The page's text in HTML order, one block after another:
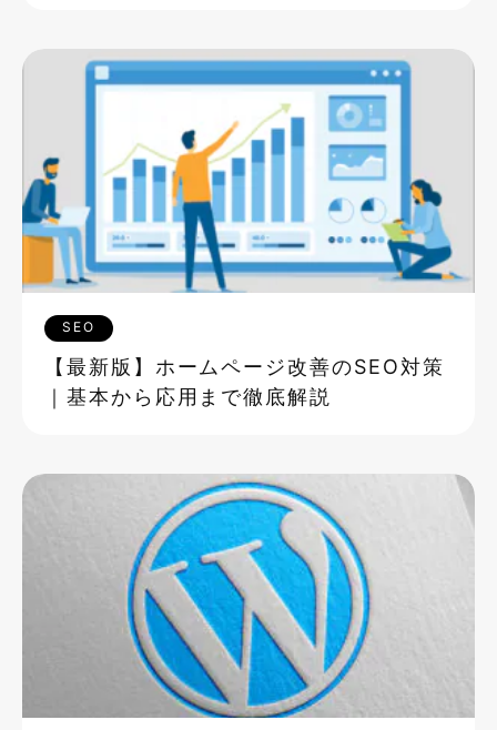
SEO
【最新版】ホームページ改善のSEO対策
｜基本から応用まで徹底解説